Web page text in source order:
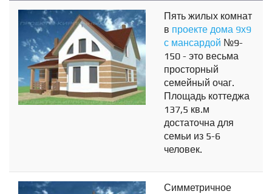
Пять жилых комнат
в проекте дома 9х9
с мансардой №9-
150 - это весьма
просторный
семейный очаг.
Площадь коттеджа
137,5 кв.м
достаточна для
семьи из 5-6
человек.
Симметричное